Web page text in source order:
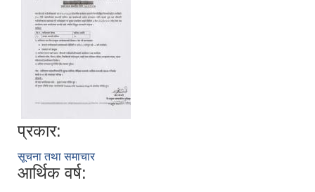
प्रकार:
सूचना तथा समाचार
आर्थिक वर्ष: